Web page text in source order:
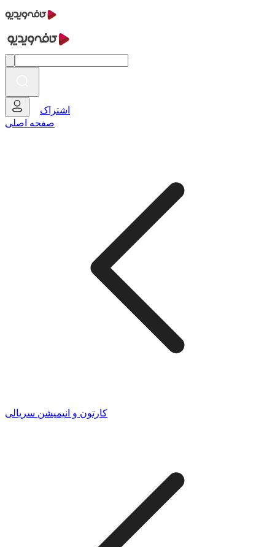
اشتراک
صفحه اصلی
کارتون و انیمیشن سریالی